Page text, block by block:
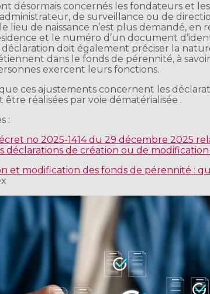
désormais concernés les fondateurs et
de surveillance ou de
lieu de naissance n’est plus demandé,
et le numéro d’un document
déclaration doit également préciser la
dans le fonds de pérennité, à
exercent leurs fonctions.
ces ajustements concernent les
être réalisées par voie dématérialisée .
:
no 2025-1414 du 29 décembre 2025
déclarations de création ou de
et modification des fonds de pérennité :